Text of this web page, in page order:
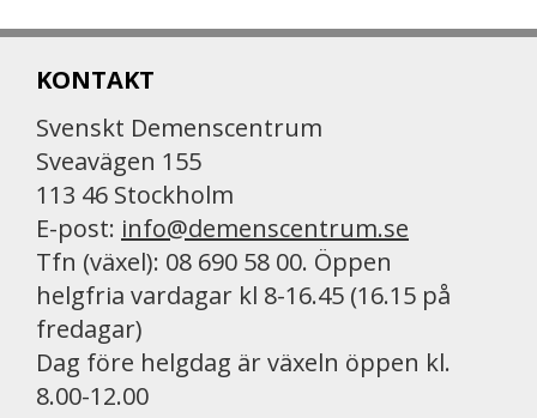
KONTAKT
Svenskt Demenscentrum
Sveavägen 155
113 46 Stockholm
E-post: info@demenscentrum.se
Tfn (växel): 08 690 58 00. Öppen
helgfria vardagar kl 8-16.45 (16.15 på
fredagar)
Dag före helgdag är växeln öppen kl.
8.00-12.00